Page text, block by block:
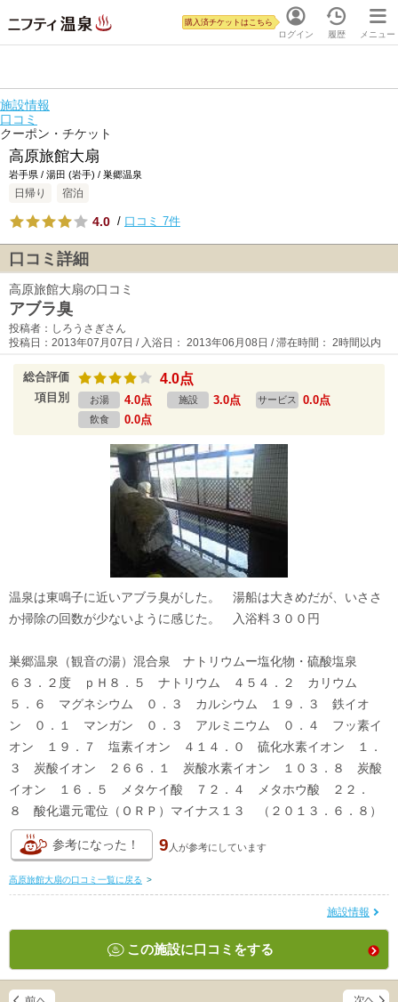
ログイン
購入済チケットはこちら
履歴 メニュー
施設情報
口コミ
クーポン・チケット
高原旅館大扇
岩手県 / 湯田 (岩手) / 巣郷温泉
日帰り 宿泊
4.0 / 口コミ 7件
口コミ詳細
高原旅館大扇の口コミ
アブラ臭
投稿者：しろうさぎさん
投稿日：2013年07月07日 / 入浴日： 2013年06月08日 / 滞在時間： 2時間以内
総合評価 4.0点
項目別 お湯 4.0点 施設 3.0点 サービス 0.0点
飲食 0.0点
温泉は東鳴子に近いアブラ臭がした。 湯船は大きめだが、いささ
か掃除の回数が少ないように感じた。 入浴料３００円
巣郷温泉（観音の湯）混合泉 ナトリウムー塩化物・硫酸塩泉
６３．２度 ｐＨ８．５ ナトリウム ４５４．２ カリウム
５．６ マグネシウム ０．３ カルシウム １９．３ 鉄イオ
ン ０．１ マンガン ０．３ アルミニウム ０．４ フッ素イ
オン １９．７ 塩素イオン ４１４．０ 硫化水素イオン １．
３ 炭酸イオン ２６６．１ 炭酸水素イオン １０３．８ 炭酸
イオン １６．５ メタケイ酸 ７２．４ メタホウ酸 ２２．
８ 酸化還元電位（ＯＲＰ）マイナス１３ （２０１３．６．８）
参考になった！ 9 人が参考にしています
高原旅館大扇の口コミ一覧に戻る >
施設情報
この施設に口コミをする